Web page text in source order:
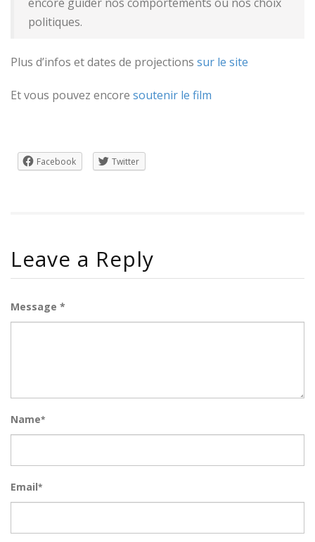
politiques.
Plus d’infos et dates de projections sur le site
Et vous pouvez encore soutenir le film
Facebook Twitter
Leave a Reply
Message *
Name*
Email*